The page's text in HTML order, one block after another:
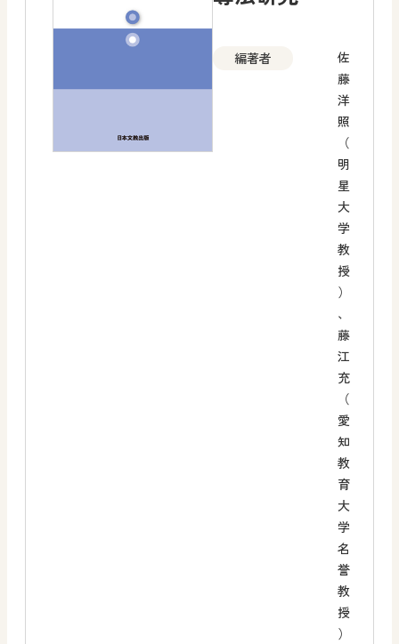
編著者
佐
藤
洋
照
（
明
星
大
学
教
授
）
、
藤
江
充
（
愛
知
教
育
大
学
名
誉
教
授
）